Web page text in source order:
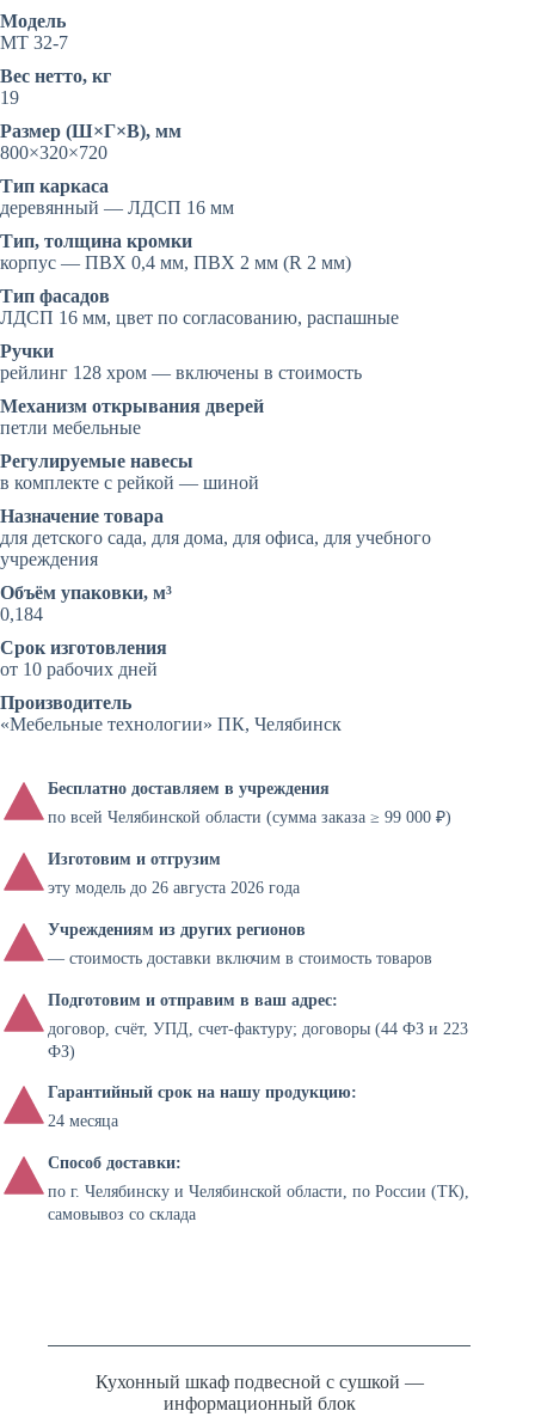
подвесной
с
сушкой
Модель
МТ 32-7
Вес нетто, кг
19
Размер (Ш×Г×В), мм
800×320×720
Тип каркаса
деревянный — ЛДСП 16 мм
Тип, толщина кромки
корпус — ПВХ 0,4 мм, ПВХ 2 мм (R 2 мм)
Тип фасадов
ЛДСП 16 мм, цвет по согласованию, распашные
Ручки
рейлинг 128 хром — включены в стоимость
Механизм открывания дверей
петли мебельные
Регулируемые навесы
в комплекте с рейкой — шиной
Назначение товара
для детского сада, для дома, для офиса, для учебного
учреждения
Объём упаковки, м³
0,184
Срок изготовления
от 10 рабочих дней
Производитель
«Мебельные технологии» ПК, Челябинск
Бесплатно доставляем в учреждения
по всей Челябинской области (сумма заказа ≥ 99 000 ₽)
Изготовим и отгрузим
эту модель до 26 августа 2026 года
Учреждениям из других регионов
— стоимость доставки включим в стоимость товаров
Подготовим и отправим в ваш адрес:
договор, счёт, УПД, счет-фактуру; договоры (44 ФЗ и 223
ФЗ)
Гарантийный срок на нашу продукцию:
24 месяца
Способ доставки:
по г. Челябинску и Челябинской области, по России (ТК),
самовывоз со склада
Кухонный шкаф подвесной с сушкой —
информационный блок